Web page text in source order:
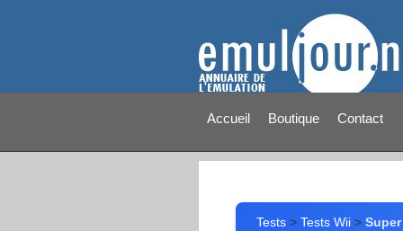
Accueil Boutique Contact
Tests >Tests Wii >